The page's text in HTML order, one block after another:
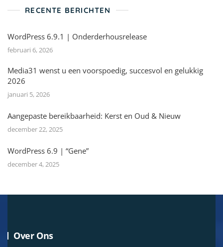
RECENTE BERICHTEN
WordPress 6.9.1 | Onderderhousrelease
februari 6, 2026
Media31 wenst u een voorspoedig, succesvol en gelukkig
2026
januari 5, 2026
Aangepaste bereikbaarheid: Kerst en Oud & Nieuw
december 22, 2025
WordPress 6.9 | “Gene”
december 4, 2025
Over Ons